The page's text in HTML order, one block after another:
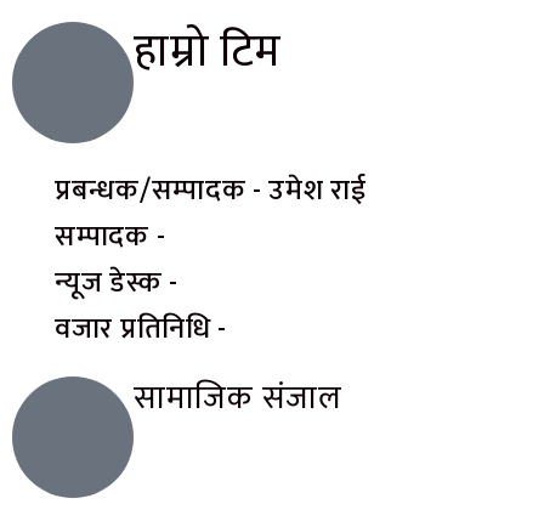
हाम्रो टिम
प्रबन्धक/सम्पादक - उमेश राई
सम्पादक -
न्यूज डेस्क -
वजार प्रतिनिधि -
सामाजिक संजाल